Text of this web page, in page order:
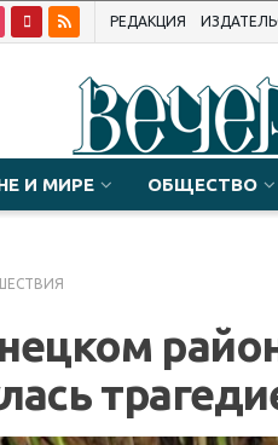
РЕДАКЦИЯ
И МИРЕ ОБЩЕСТВО